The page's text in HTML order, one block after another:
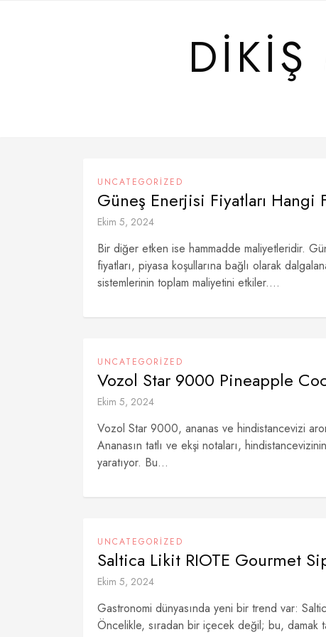
DIKIŞ
UNCATEGORIZED
Güneş Enerjisi Fiyatları Hangi
Ekim 5, 2024
Bir diğer etken ise hammadde maliyetleridir.
fiyatları, piyasa koşullarına bağlı olarak
sistemlerinin toplam maliyetini etkiler....
UNCATEGORIZED
Vozol Star 9000 Pineapple
Ekim 5, 2024
Vozol Star 9000, ananas ve hindistancevizi
Ananasın tatlı ve ekşi notaları,
yaratıyor. Bu...
UNCATEGORIZED
Saltica Likit RIOTE Gourmet
Ekim 5, 2024
Gastronomi dünyasında yeni bir trend var:
Öncelikle, sıradan bir içecek değil; bu, damak